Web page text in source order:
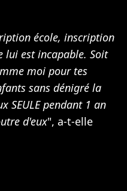
école, inscription
lui est incapable. Soit
moi pour tes
sans dénigré la
SEULE pendant 1 an
d'eux", a-t-elle